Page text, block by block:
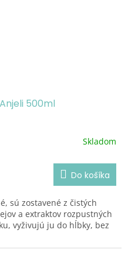
500ml
Skladom
Do košíka
sú zostavené z čistých
a extraktov rozpustných
vyživujú ju do hĺbky, bez